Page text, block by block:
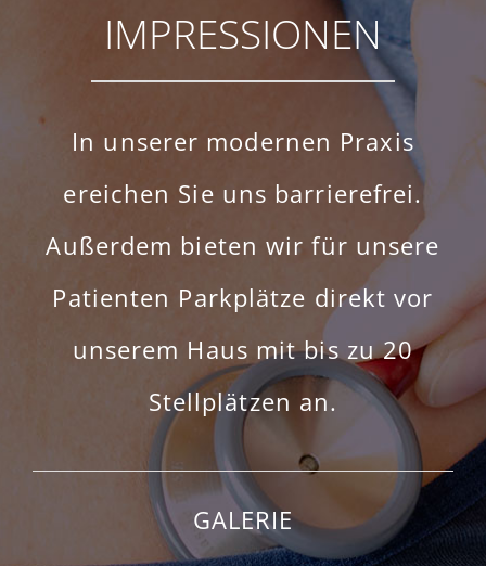
IMPRESSIONEN
In unserer modernen Praxis
ereichen Sie uns barrierefrei.
Außerdem bieten wir für unsere
Patienten Parkplätze direkt vor
unserem Haus mit bis zu 20
Stellplätzen an.
GALERIE